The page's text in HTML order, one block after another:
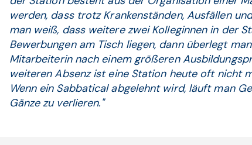
werden, dass trotz Krankenständen, Ausfällen
man weiß, dass weitere zwei Kolleginnen in der
Bewerbungen am Tisch liegen, dann überlegt
Mitarbeiterin nach einem größeren
weiteren Absenz ist eine Station heute oft nicht
Wenn ein Sabbatical abgelehnt wird, läuft man
Gänze zu verlieren."